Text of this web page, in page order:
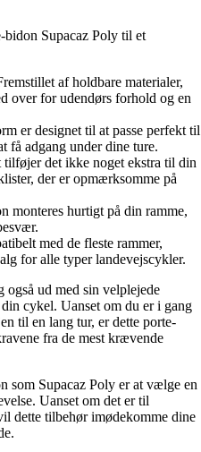
bidon Supacaz Poly til et
af holdbare materialer,
over for udendørs forhold og en
er designet til at passe perfekt til
få adgang under dine ture.
det ikke noget ekstra til din
der er opmærksomme på
monteres hurtigt på din ramme,
med de fleste rammer,
for alle typer landevejscykler.
også ud med sin velplejede
cykel. Uanset om du er i gang
til en lang tur, er dette porte-
fra de mest krævende
som Supacaz Poly er at vælge en
Uanset om det er til
dette tilbehør imødekomme dine